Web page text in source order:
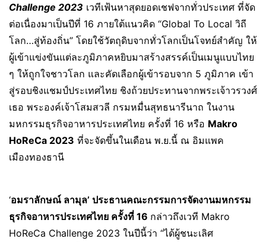
Challenge 2023 เวทีเฟ้นหาสุดยอดเชฟจากทั่วประเทศ ที่จัด
ต่อเนื่องมาเป็นปีที่ 16 ภายใต้แนวคิด “Global To Local วิถี
โลก…สู่ท้องถิ่น” โดยใช้วัตถุดิบจากทั่วโลกเป็นโจทย์สำคัญ ให้
ผู้เข้าแข่งขันแต่ละภูมิภาคหยิบมาสร้างสรรค์เป็นเมนูแบบไทย
ๆ ให้ถูกใจชาวโลก และคัดเลือกผู้เข้ารอบจาก 5 ภูมิภาค เข้า
สู่รอบชิงแชมป์ประเทศไทย ชิงถ้วยประทานจากพระเจ้าวรวงศ์
เธอ พระองค์เจ้าโสมสวลี กรมหมื่นสุทธนารีนาถ ในงาน
มหกรรมธุรกิจอาหารประเทศไทย ครั้งที่ 16 หรือ Makro
HoReCa 2023 ที่จะจัดขึ้นในเดือน พ.ย.นี้ ณ อิมแพค
เมืองทองธานี
‘อมราลักษณ์ ลามุล’ ประธานคณะกรรมการจัดงานมหกรรม
ธุรกิจอาหารประเทศไทย ครั้งที่ 16 กล่าวถึงเวที Makro
HoReCa Challenge 2023 ในปีนี้ว่า “ได้ผู้ชนะเลิศ